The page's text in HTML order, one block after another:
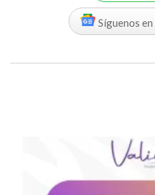
Síguenos en